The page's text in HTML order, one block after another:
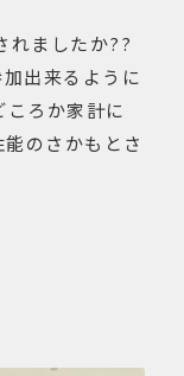
れましたか??
出来るように
ころか家計に
のさかもとさ